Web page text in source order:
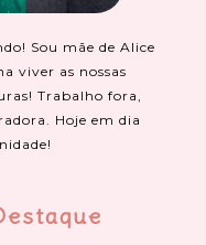
Sou mãe de Alice
viver as nossas
Trabalho fora,
Hoje em dia